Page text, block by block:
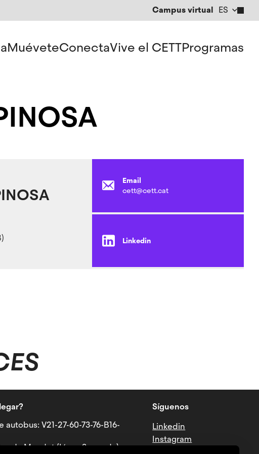
Campus virtual ES
CA
MuéveteConectaVive el CETTProgramas
Email
cett@cett.cat
Linkedin
autobus: V21-27-60-73-76-B16-
Mundet (Línea 3 - verde)
Síguenos
Linkedin
Instagram